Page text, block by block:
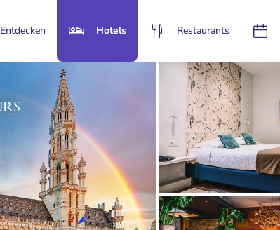
Entdecken Hotels Restaurants